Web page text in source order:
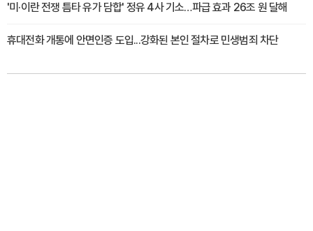
'미·이란 전쟁 틈타 유가 담합' 정유 4사 기소…파급 효과 26조 원 달해
휴대전화 개통에 안면인증 도입...강화된 본인 절차로 민생범죄 차단